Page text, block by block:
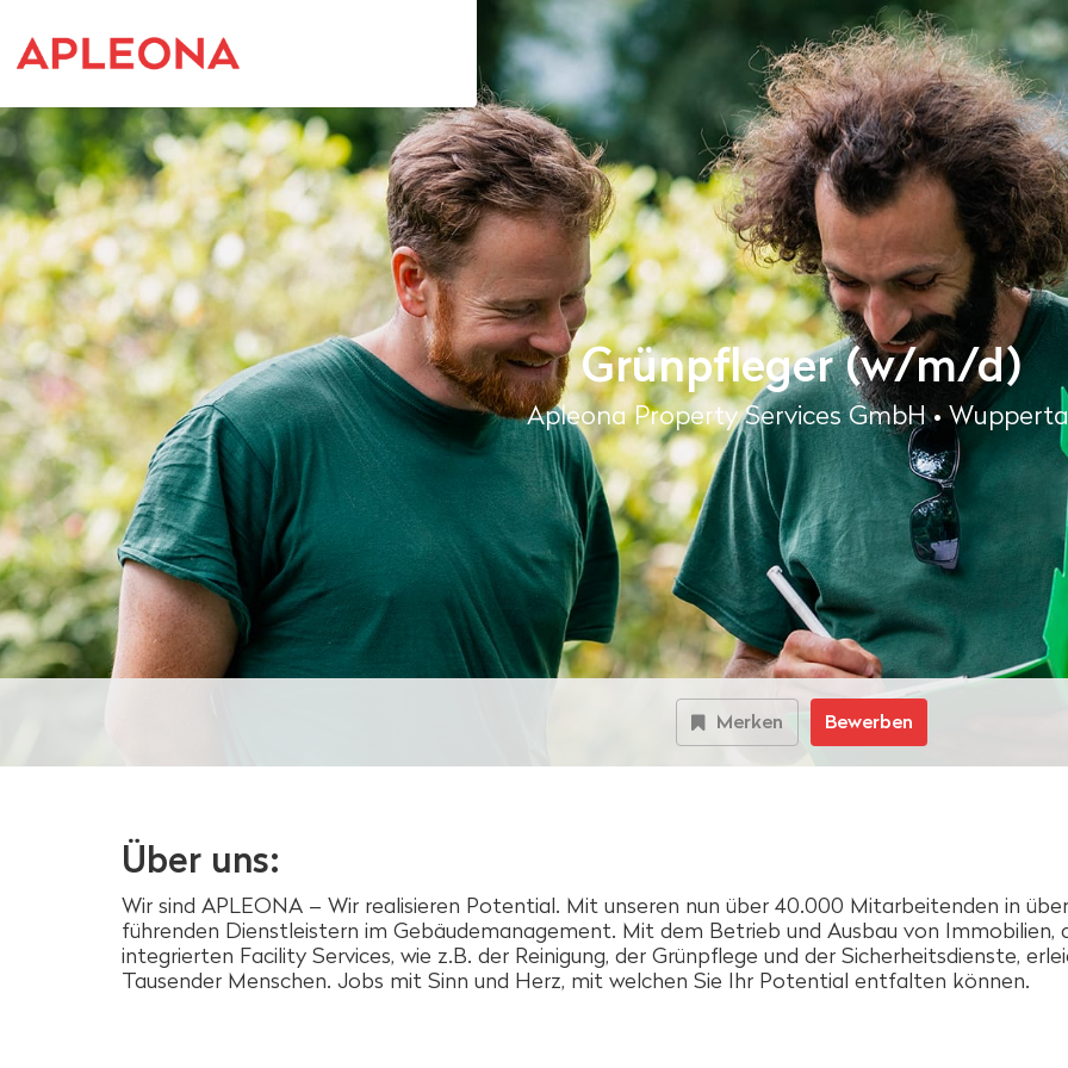
Grünpfleger (w/m/d)
Apleona Property Services GmbH •
Merken Bewerben
Über uns:
Wir sind APLEONA – Wir realisieren Potential. Mit unseren nun über 40.000 Mitarbeitenden in
führenden Dienstleistern im Gebäudemanagement. Mit dem Betrieb und Ausbau von Immobilien,
integrierten Facility Services, wie z.B. der Reinigung, der Grünpflege und der Sicherheitsdienste,
Tausender Menschen. Jobs mit Sinn und Herz, mit welchen Sie Ihr Potential entfalten können.